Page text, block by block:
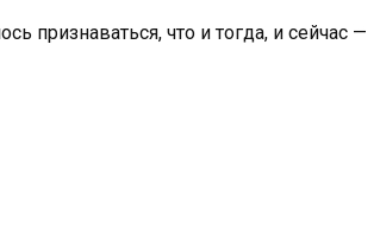
признаваться, что и тогда, и сейчас —